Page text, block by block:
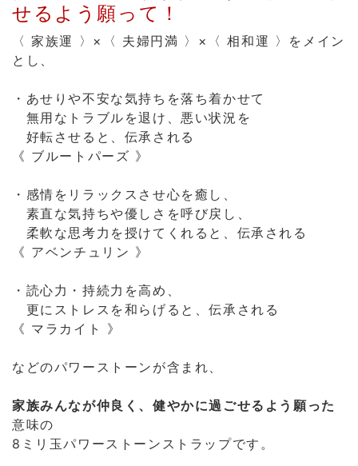
・あせりや不安な気持ちを落ち着かせて
無用なトラブルを退け、悪い状況を
好転させると、伝承される
《 ブルートパーズ 》
・感情をリラックスさせ心を癒し、
素直な気持ちや優しさを呼び戻し、
柔軟な思考力を授けてくれると、伝承される
《 アベンチュリン 》
・読心力・持続力を高め、
更にストレスを和らげると、伝承される
《 マラカイト 》
家族みんなが仲良く、健やかに過ごせるよう願った
意味の
家族の健康と幸せをサポート。
さらに、この平穏生活パワーストーンストラップ 8